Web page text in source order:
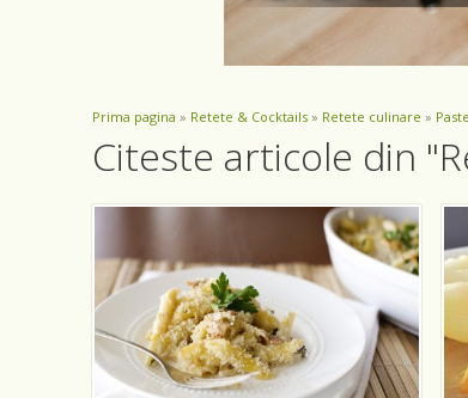
Prima pagina » Retete & Cocktails » Retete culinare » Paste
Citeste articole din